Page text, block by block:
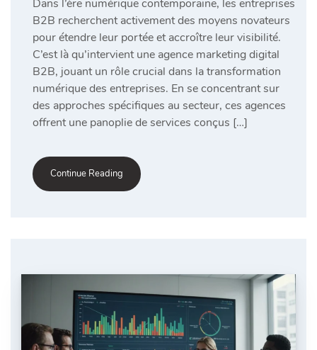
Dans l’ère numérique contemporaine, les entreprises
B2B recherchent activement des moyens novateurs
pour étendre leur portée et accroître leur visibilité.
C’est là qu’intervient une agence marketing digital
B2B, jouant un rôle crucial dans la transformation
numérique des entreprises. En se concentrant sur
des approches spécifiques au secteur, ces agences
offrent une panoplie de services conçus […]
Continue Reading